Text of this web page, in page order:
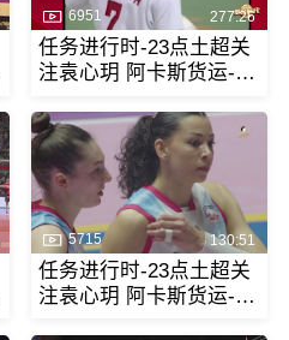
6951 277:26
任务进行时-23点土超关
注袁心玥 阿卡斯货运-瓦
5715 130:51
任务进行时-23点土超关
注袁心玥 阿卡斯货运-瓦